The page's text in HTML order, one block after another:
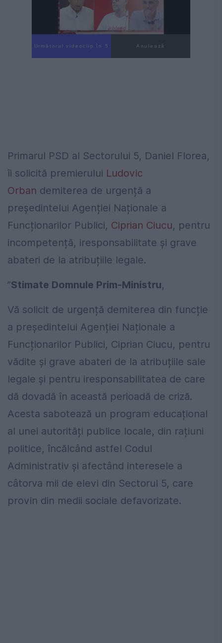
Următorul videoclip în 3 Anulează
Primarul PSD al Sectorului 5, Daniel Florea,
îi solicită premierului Ludovic
Orban demiterea de urgență a
președintelui Agenției Naționale a
Funcționarilor Publici, Ciprian Ciucu, pentru
incompetență, iresponsabilitate și grave
abateri de la atribuțiile legale.
”Stimate Domnule Prim-Ministru,
Vă solicit de urgență demiterea din funcție
a președintelui Agenției Naționale a
Funcționarilor Publici, Ciprian Ciucu, pentru
vădite și grave abateri de la atribuțiile sale
legale și pentru iresponsabilitatea de care
dă dovadă în această perioadă de criză.
Acesta sabotează un program educațional
al unei autorități publice locale, din rațiuni
politice, încălcând astfel Codul
Administrativ și afectând interesele a
câtorva mii de elevi din Sectorul 5, care
provin din medii sociale defavorizate.